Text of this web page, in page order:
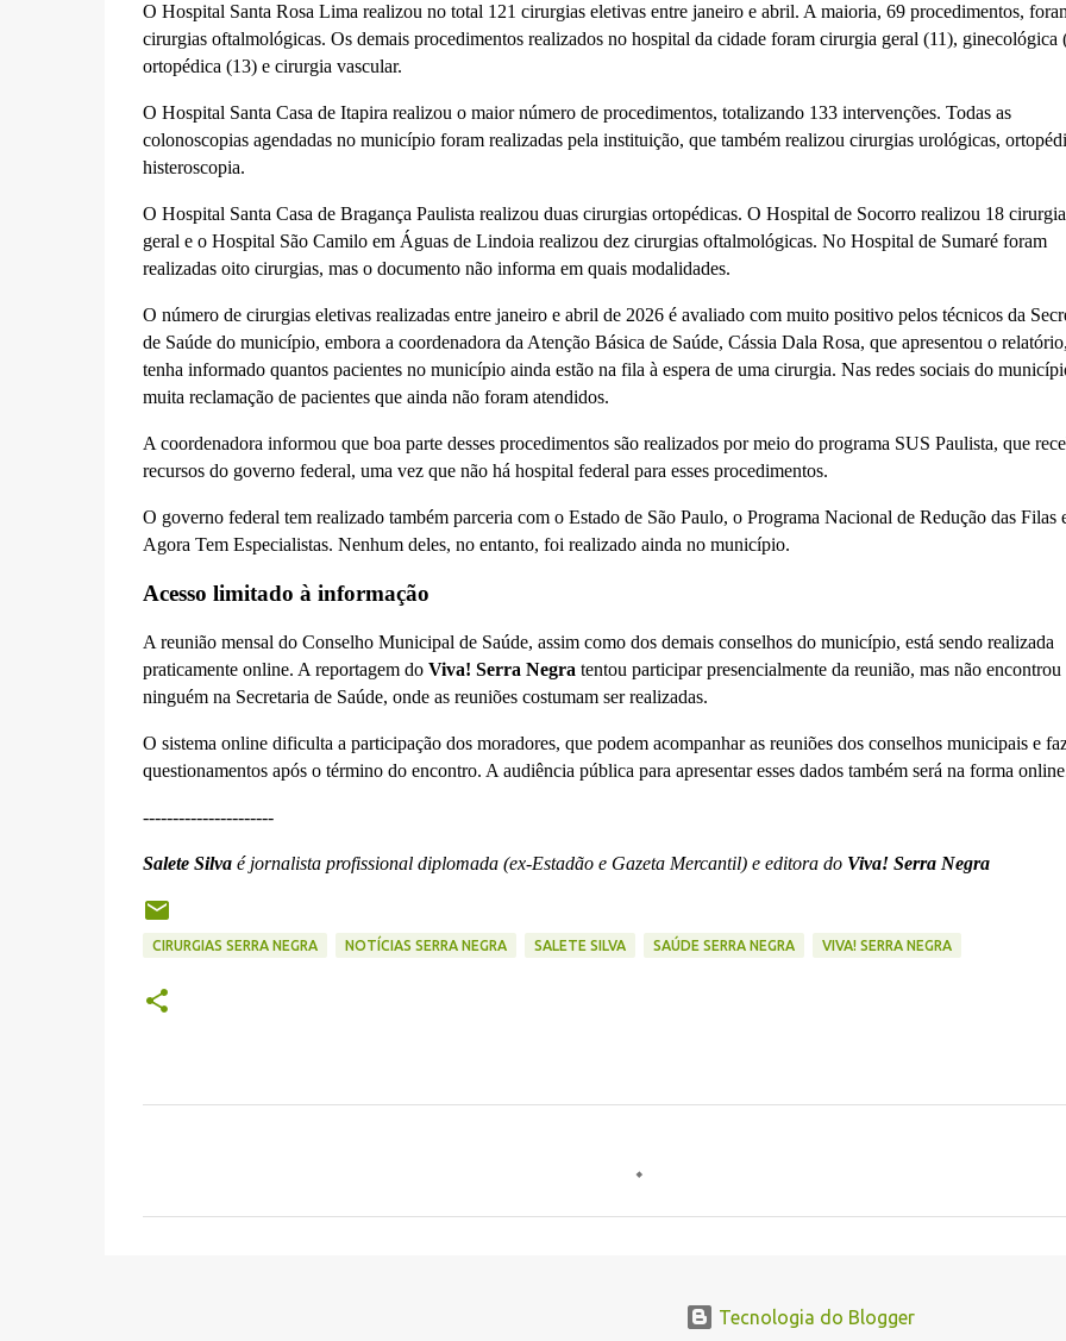
O Hospital Santa Rosa Lima realizou no total 121 cirurgias eletivas entre janeiro e abril. A maioria, 69 procedimentos,
cirurgias oftalmológicas. Os demais procedimentos realizados no hospital da cidade foram cirurgia geral (11), ginecológica
ortopédica (13) e cirurgia vascular.
O Hospital Santa Casa de Itapira realizou o maior número de procedimentos, totalizando 133 intervenções. Todas as
colonoscopias agendadas no município foram realizadas pela instituição, que também realizou cirurgias urológicas,
histeroscopia.
O Hospital Santa Casa de Bragança Paulista realizou duas cirurgias ortopédicas. O Hospital de Socorro realizou 18
geral e o Hospital São Camilo em Águas de Lindoia realizou dez cirurgias oftalmológicas. No Hospital de Sumaré foram
realizadas oito cirurgias, mas o documento não informa em quais modalidades.
O número de cirurgias eletivas realizadas entre janeiro e abril de 2026 é avaliado com muito positivo pelos técnicos da
de Saúde do município, embora a coordenadora da Atenção Básica de Saúde, Cássia Dala Rosa, que apresentou o
tenha informado quantos pacientes no município ainda estão na fila à espera de uma cirurgia. Nas redes sociais do
muita reclamação de pacientes que ainda não foram atendidos.
A coordenadora informou que boa parte desses procedimentos são realizados por meio do programa SUS Paulista, que
recursos do governo federal, uma vez que não há hospital federal para esses procedimentos.
O governo federal tem realizado também parceria com o Estado de São Paulo, o Programa Nacional de Redução das Filas
Agora Tem Especialistas. Nenhum deles, no entanto, foi realizado ainda no município.
Acesso limitado à informação
A reunião mensal do Conselho Municipal de Saúde, assim como dos demais conselhos do município, está sendo realizada
praticamente online. A reportagem do Viva! Serra Negra tentou participar presencialmente da reunião, mas não encontrou
ninguém na Secretaria de Saúde, onde as reuniões costumam ser realizadas.
O sistema online dificulta a participação dos moradores, que podem acompanhar as reuniões dos conselhos municipais e
questionamentos após o término do encontro. A audiência pública para apresentar esses dados também será na forma
----------------------
Salete Silvaé jornalista profissional diplomada (ex-Estadão e Gazeta Mercantil) e editora do Viva! Serra Negra
CIRURGIAS SERRA NEGRA NOTÍCIAS SERRA NEGRA SALETE SILVA SAÚDE SERRA NEGRA VIVA! SERRA NEGRA
Tecnologia do Blogger